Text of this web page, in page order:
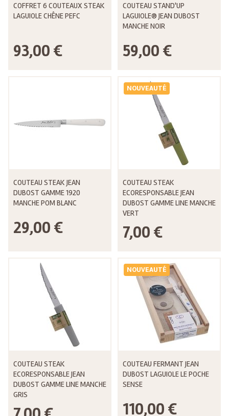
COFFRET 6 COUTEAUX STEAK
LAGUIOLE CHÊNE PEFC
93,00 €
COUTEAU STAND'UP
LAGUIOLE® JEAN DUBOST
MANCHE NOIR
59,00 €
COUTEAU STEAK JEAN
DUBOST GAMME 1920
MANCHE POM BLANC
29,00 €
NOUVEAUTÉ
COUTEAU STEAK
ECORESPONSABLE JEAN
DUBOST GAMME LINE MANCHE
VERT
7,00 €
COUTEAU STEAK
ECORESPONSABLE JEAN
DUBOST GAMME LINE MANCHE
GRIS
NOUVEAUTÉ
COUTEAU FERMANT JEAN
DUBOST LAGUIOLE LE POCHE
SENSE
110,00 €